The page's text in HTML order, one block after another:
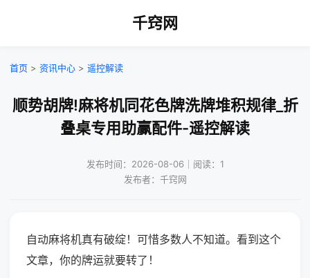
千窍网
首页 > 资讯中心 > 遥控解读
顺势胡牌!麻将机同花色牌洗牌堆积规律_折
叠桌专用助赢配件-遥控解读
发布时间：2026-08-06｜阅读：1
发布者：千窍网
自动麻将机真有破绽！可惜多数人不知道。看到这个
文章，你的牌运就要转了！